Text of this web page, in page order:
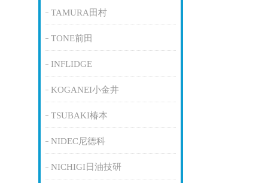
TAMURA田村
TONE前田
INFLIDGE
KOGANEI小金井
TSUBAKI椿本
NIDEC尼德科
NICHIGI日油技研